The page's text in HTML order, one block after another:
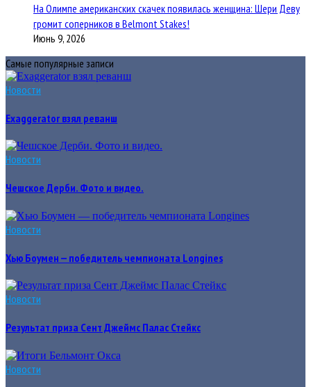
На Олимпе американских скачек появилась женщина: Шери Деву
громит соперников в Belmont Stakes!
Июнь 9, 2026
Самые популярные записи
Новости
Exaggerator взял реванш
Новости
Чешское Дерби. Фото и видео.
Новости
Хью Боумен — победитель чемпионата Longines
Новости
Результат приза Сент Джеймс Палас Стейкс
Новости